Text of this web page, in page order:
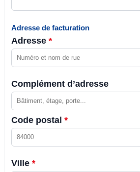
Adresse de facturation
Adresse *
Complément d’adresse
Code postal *
Ville *